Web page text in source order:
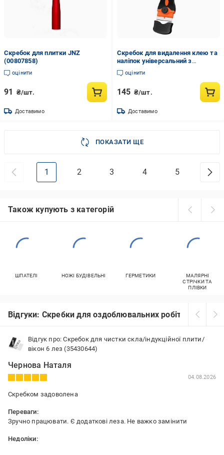
Скребок для плитки JNZ
(00807858)
оцінити
91 ₴/шт.
Доставимо
Скребок для видалення клею та
наліпок універсальний з
металевим лезом для скла
плитки 12,5х4,6 см
оцінити
145 ₴/шт.
Доставимо
ПОКАЗАТИ ЩЕ
1 2 3 4 5
Також купують з категорій
ШПАТЕЛІ НОЖІ БУДІВЕЛЬНІ ГЕРМЕТИКИ
МАЛЯРНІ
СТРІЧКИ ТА
ПЛІВКИ
Відгуки: Скребки для оздоблювальних робіт у
Відгук про: Скребок для чистки скла/індукційної плити/
вікон 6 лез (35430644)
Чернова Наталя
04.08.2026
Скребком задоволена
Переваги:
Зручно працювати. Є додаткові леза. Не важко замінити
Недоліки: